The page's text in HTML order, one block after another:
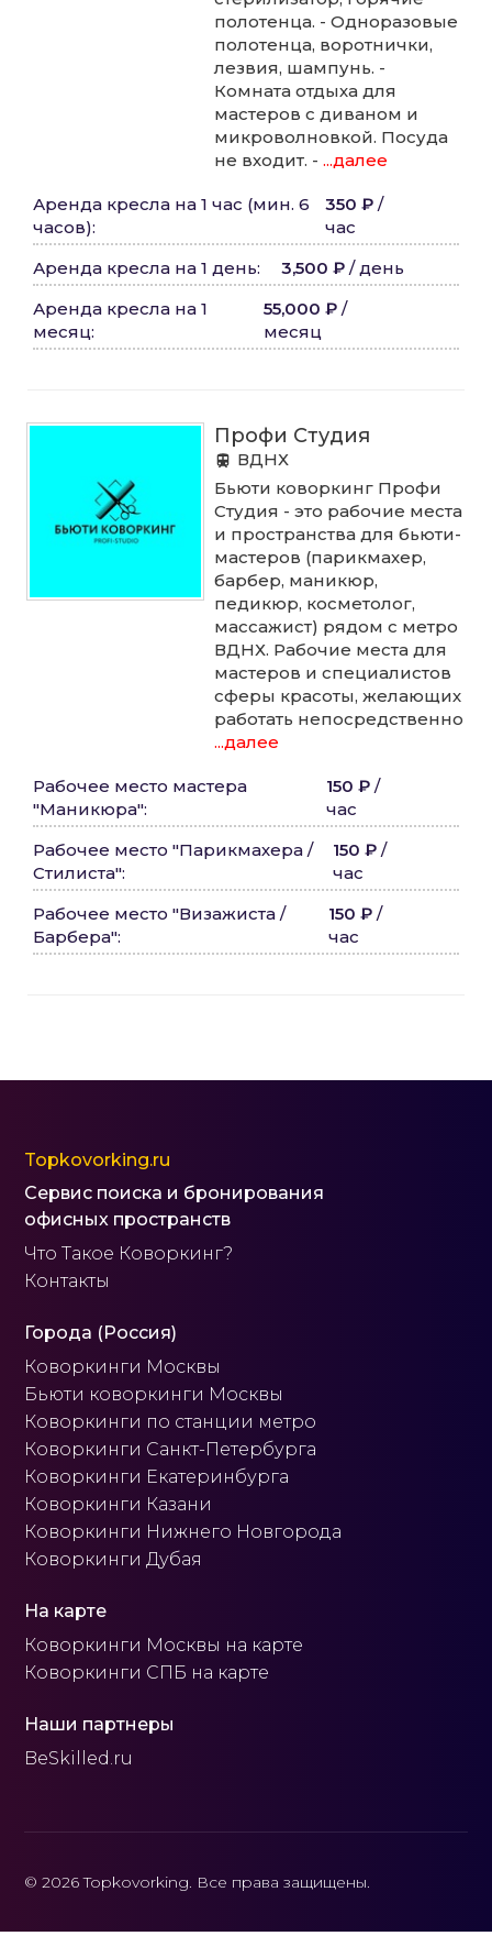
полотенца. - Одноразовые
полотенца, воротнички,
лезвия, шампунь. -
Комната отдыха для
мастеров с диваном и
микроволновкой. Посуда
не входит. - ...далее
Аренда кресла на 1 час (мин. 6
часов):
350 ₽ /
час
Аренда кресла на 1 день: 3,500 ₽ / день
Аренда кресла на 1
месяц:
55,000 ₽ /
месяц
Профи Студия
ВДНХ
Бьюти коворкинг Профи
Студия - это рабочие места
и пространства для бьюти-
мастеров (парикмахер,
барбер, маникюр,
педикюр, косметолог,
массажист) рядом с метро
ВДНХ. Рабочие места для
мастеров и специалистов
сферы красоты, желающих
работать непосредственно
...далее
Рабочее место мастера
"Маникюра":
150 ₽ /
час
Рабочее место "Парикмахера /
Стилиста":
150 ₽ /
час
Рабочее место "Визажиста /
Барбера":
150 ₽ /
час
Topkovorking.ru
Сервис поиска и бронирования
офисных пространств
Что Такое Коворкинг?
Контакты
Города (Россия)
Коворкинги Москвы
Бьюти коворкинги Москвы
Коворкинги по станции метро
Коворкинги Санкт-Петербурга
Коворкинги Екатеринбурга
Коворкинги Казани
Коворкинги Нижнего Новгорода
Коворкинги Дубая
На карте
Коворкинги Москвы на карте
Коворкинги СПБ на карте
Наши партнеры
BeSkilled.ru
© 2026 Topkovorking. Все права защищены.